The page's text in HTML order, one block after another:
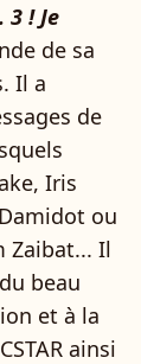
! Je
de sa
Il a
de
Iris
ou
Zaibat... Il
beau
et à la
ainsi